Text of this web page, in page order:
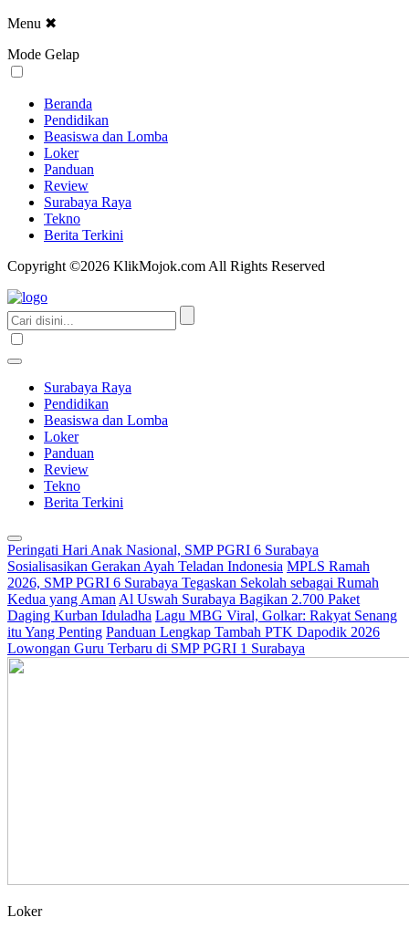
Menu ✖
Mode Gelap
Beranda
Pendidikan
Beasiswa dan Lomba
Loker
Panduan
Review
Surabaya Raya
Tekno
Berita Terkini
Copyright ©2026 KlikMojok.com All Rights Reserved
Surabaya Raya
Pendidikan
Beasiswa dan Lomba
Loker
Panduan
Review
Tekno
Berita Terkini
Peringati Hari Anak Nasional, SMP PGRI 6 Surabaya
Sosialisasikan Gerakan Ayah Teladan Indonesia MPLS Ramah
2026, SMP PGRI 6 Surabaya Tegaskan Sekolah sebagai Rumah
Kedua yang Aman Al Uswah Surabaya Bagikan 2.700 Paket
Daging Kurban Iduladha Lagu MBG Viral, Golkar: Rakyat Senang
itu Yang Penting Panduan Lengkap Tambah PTK Dapodik 2026
Lowongan Guru Terbaru di SMP PGRI 1 Surabaya
Loker